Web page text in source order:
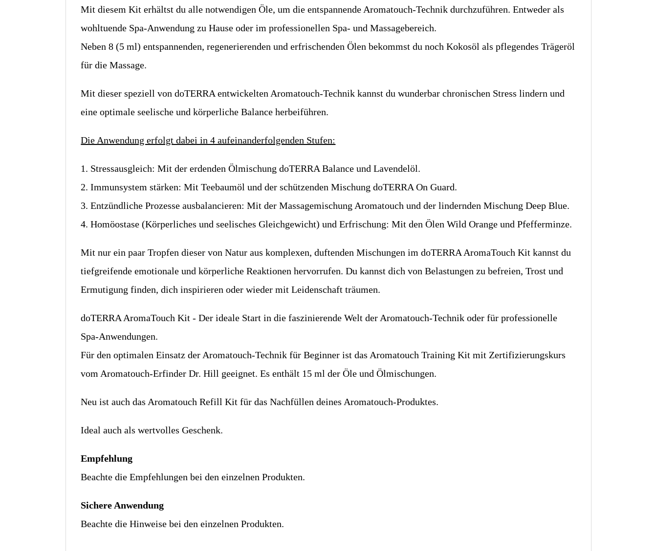
Mit diesem Kit erhältst du alle notwendigen Öle, um die entspannende Aromatouch-Technik durchzuführen. Entweder als
wohltuende Spa-Anwendung zu Hause oder im professionellen Spa- und Massagebereich.
Neben 8 (5 ml) entspannenden, regenerierenden und erfrischenden Ölen bekommst du noch Kokosöl als pflegendes Trägeröl
für die Massage.
Mit dieser speziell von doTERRA entwickelten Aromatouch-Technik kannst du wunderbar chronischen Stress lindern und
eine optimale seelische und körperliche Balance herbeiführen.
Die Anwendung erfolgt dabei in 4 aufeinanderfolgenden Stufen:
1. Stressausgleich: Mit der erdenden Ölmischung doTERRA Balance und Lavendelöl.
2. Immunsystem stärken: Mit Teebaumöl und der schützenden Mischung doTERRA On Guard.
3. Entzündliche Prozesse ausbalancieren: Mit der Massagemischung Aromatouch und der lindernden Mischung Deep Blue.
4. Homöostase (Körperliches und seelisches Gleichgewicht) und Erfrischung: Mit den Ölen Wild Orange und Pfefferminze.
Mit nur ein paar Tropfen dieser von Natur aus komplexen, duftenden Mischungen im doTERRA AromaTouch Kit kannst du
tiefgreifende emotionale und körperliche Reaktionen hervorrufen. Du kannst dich von Belastungen zu befreien, Trost und
Ermutigung finden, dich inspirieren oder wieder mit Leidenschaft träumen.
doTERRA AromaTouch Kit - Der ideale Start in die faszinierende Welt der Aromatouch-Technik oder für professionelle
Spa-Anwendungen.
Für den optimalen Einsatz der Aromatouch-Technik für Beginner ist das Aromatouch Training Kit mit Zertifizierungskurs
vom Aromatouch-Erfinder Dr. Hill geeignet. Es enthält 15 ml der Öle und Ölmischungen.
Neu ist auch das Aromatouch Refill Kit für das Nachfüllen deines Aromatouch-Produktes.
Ideal auch als wertvolles Geschenk.
Empfehlung
Beachte die Empfehlungen bei den einzelnen Produkten.
Sichere Anwendung
Beachte die Hinweise bei den einzelnen Produkten.